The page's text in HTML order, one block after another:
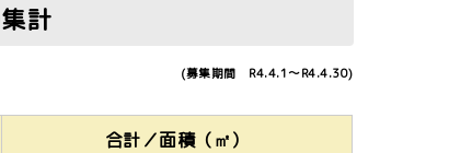
計
R4.4.1～R4.4.30)
合計／面積（㎡）